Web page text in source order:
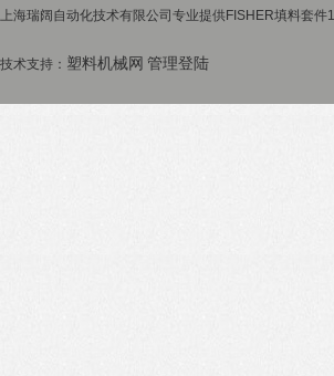
上海瑞阔自动化技术有限公司专业提供FISHER填料套
技术支持： 塑料机械网 管理登陆